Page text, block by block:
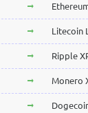
Litecoin
Ripple
Monero